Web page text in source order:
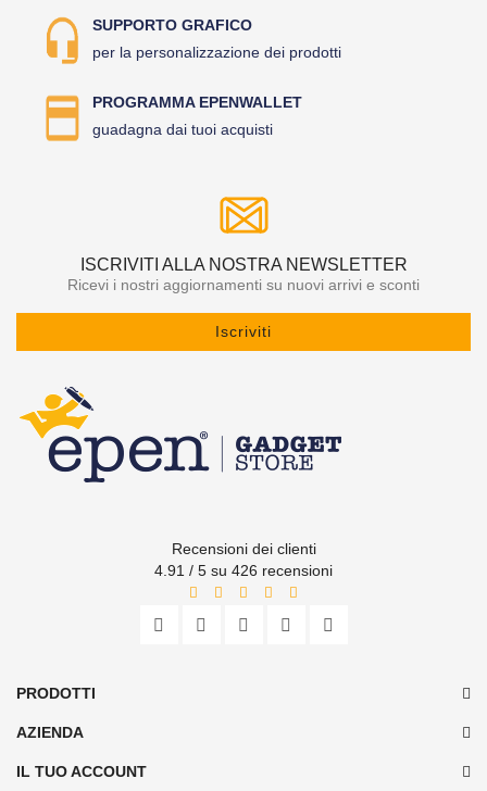
SUPPORTO GRAFICO
per la personalizzazione dei prodotti
PROGRAMMA EPENWALLET
guadagna dai tuoi acquisti
ISCRIVITI ALLA NOSTRA NEWSLETTER
Ricevi i nostri aggiornamenti su nuovi arrivi e sconti
Iscriviti
Recensioni dei clienti
4.91 / 5 su 426 recensioni
PRODOTTI
AZIENDA
IL TUO ACCOUNT